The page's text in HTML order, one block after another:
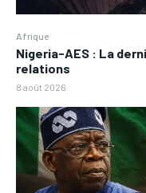
Afrique
Nigeria-AES : La
relations
8 août 2026